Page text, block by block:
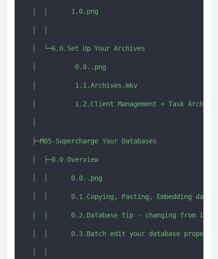
  │  │      1.0.png
  │  └─6.0.Set Up Your Archives
  │          0.0..png
  │          1.1.Archives.mkv
│          1.2.Client Management + Task
  ├─M05-Supercharge Your Databases
  │  ├─0.0.Overview
  │  │      0.0..png
│  │      0.1.Copying, Pasting, Embedding
│  │      0.2.Database tip - changing from
│  │      0.3.Batch edit your database